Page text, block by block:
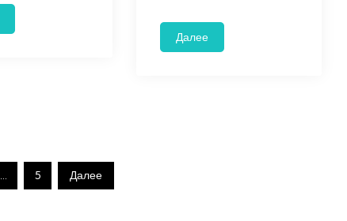
Далее
… 5 Далее